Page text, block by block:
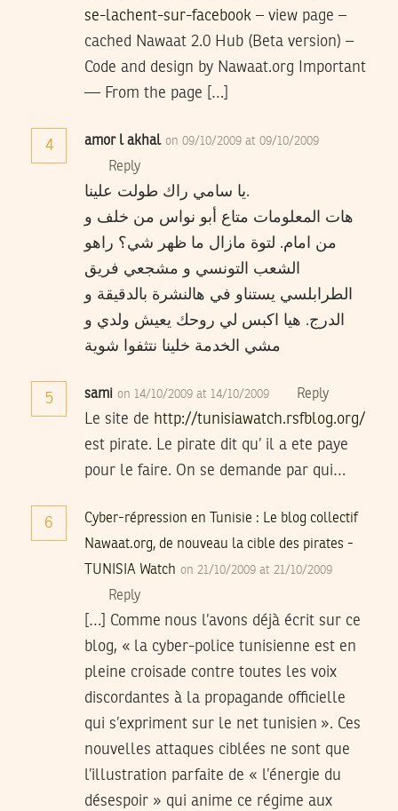
se-lachent-sur-facebook – view page –
cached Nawaat 2.0 Hub (Beta version) –
Code and design by Nawaat.org Important
— From the page […]
4 amor l akhal on 09/10/2009 at 09/10/2009
Reply
يا سامي راك طولت علينا.
هات المعلومات متاع أبو نواس من خلف و
من امام. لتوة مازال ما ظهر شي؟ راهو
الشعب التونسي و مشجعي فريق
الطرابلسي يستناو في هالنشرة بالدقيقة و
الدرج. هيا اكبس لي روحك يعيش ولدي و
مشي الخدمة خلينا نتثفوا شوية
5 sami on 14/10/2009 at 14/10/2009 Reply
Le site de http://tunisiawatch.rsfblog.org/
est pirate. Le pirate dit qu’ il a ete paye
pour le faire. On se demande par qui…
6
Cyber-répression en Tunisie : Le blog collectif
Nawaat.org, de nouveau la cible des pirates -
TUNISIA Watch on 21/10/2009 at 21/10/2009
Reply
[…] Comme nous l’avons déjà écrit sur ce
blog, « la cyber-police tunisienne est en
pleine croisade contre toutes les voix
discordantes à la propagande officielle
qui s’expriment sur le net tunisien ». Ces
nouvelles attaques ciblées ne sont que
l’illustration parfaite de « l’énergie du
désespoir » qui anime ce régime aux